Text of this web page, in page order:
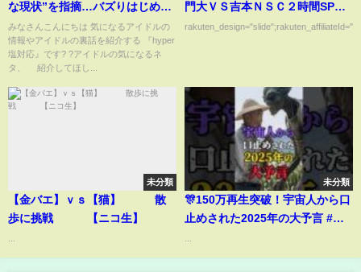
な現状”を指摘…バズりはじめて
いる裏側に浮上している”厳しい
現実”に言葉を失う【芸能】
みなさんこんにちは 気になるアイドルの
情報やアイドルの裏話を紹介する 『hyper
塩対応』です? ?アイドルの気になるネ
タ、 紹介してほし...
門大ＶＳ吉本ＮＳＣ２時間SP 9
月2日
未分類
【金バエ】ｖｓ【猫】 散
歩に挑戦 【ニコ生】
未分類
🎊150万再生突破！宇宙人から口
止めされた2025年の大予言 #日
#shorts